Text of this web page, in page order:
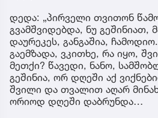
დედა: „პირველი თვითონ
გვამშვიდებდა, ნუ გეშინიათ,
დაურეკეს, განგაშია,
გაემზადა, ვკითხე, რა იყო,
მეთქი? წავედი, ნანო,
გეშინია, ორ დღეში აქ
შვილი და თვალით აღარ
ორიოდ დღეში დაბრუნდა…